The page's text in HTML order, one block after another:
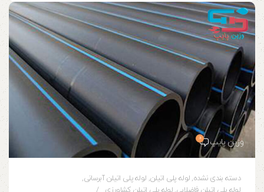
وزین پایپ 0
دسته بندی نشده, لوله پلی اتیلن, لوله پلی اتیلن آبرسانی,